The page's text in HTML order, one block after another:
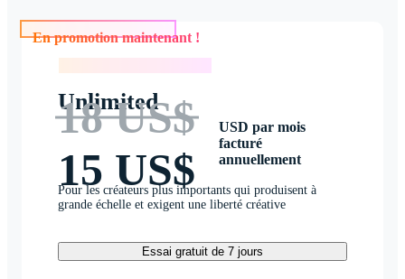
En promotion maintenant !
Unlimited
18 US$
15 US$
USD par mois
facturé
annuellement
Pour les créateurs plus importants qui produisent à
grande échelle et exigent une liberté créative
Essai gratuit de 7 jours